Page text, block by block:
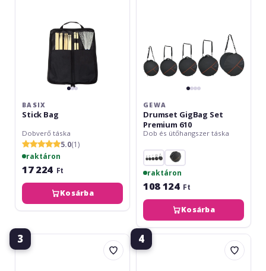
BASIX
Stick Bag
Dobverő táska
5.0(1)
raktáron
17 224 Ft
Kosárba
GEWA
Drumset GigBag Set
Premium 610
Dob és ütőhangszer táska
raktáron
108 124 Ft
Kosárba
3
Hardcase
HN9
4
Sonor
SSB